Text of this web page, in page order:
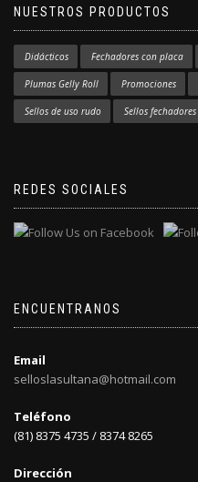
NUESTROS PRODUCTOS
Didácticos Fechadores con placa
Plumas Gelly Roll Promociones
Sellos de uso rudo Sellos fechadores
REDES SOCIALES
ENCUENTRANOS
Email
selloslasultana@hotmail.com
Teléfono
(81) 8375 4735 / 8374 8265
Dirección